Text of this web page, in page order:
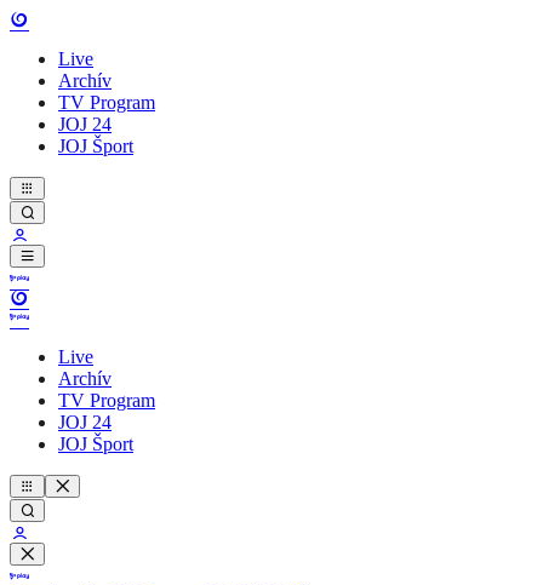
Live
Archív
TV Program
JOJ 24
JOJ Šport
Live
Archív
TV Program
JOJ 24
JOJ Šport